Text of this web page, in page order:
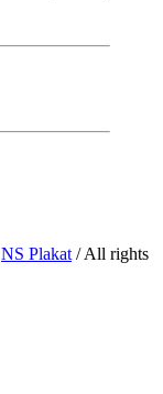
NS Plakat / All rights